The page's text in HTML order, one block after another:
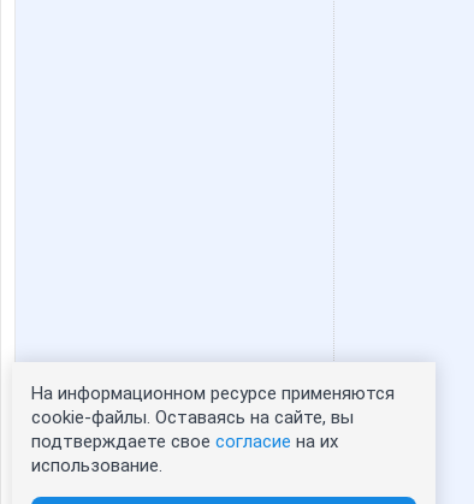
Статистика портрета:
сейчас просматривают портрет - 0
зарегистрированные пользователи
На информационном ресурсе применяются
cookie-файлы. Оставаясь на сайте, вы
подтверждаете свое согласие на их
использование.